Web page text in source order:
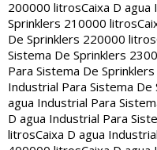
200000 litrosCaixa D
Sprinklers 210000 litros
De Sprinklers 220000 litros
Sistema De Sprinklers
Para Sistema De
Industrial Para Sistema
agua Industrial Para
D agua Industrial Para
litrosCaixa D agua